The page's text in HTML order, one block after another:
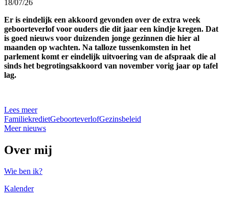
18/07/26
Er is eindelijk een akkoord gevonden over de extra week
geboorteverlof voor ouders die dit jaar een kindje kregen. Dat
is goed nieuws voor duizenden jonge gezinnen die hier al
maanden op wachten. Na talloze tussenkomsten in het
parlement komt er eindelijk uitvoering van de afspraak die al
sinds het begrotingsakkoord van november vorig jaar op tafel
lag.
Lees meer
FamiliekredietGeboorteverlofGezinsbeleid
Meer nieuws
Over mij
Wie ben ik?
Kalender